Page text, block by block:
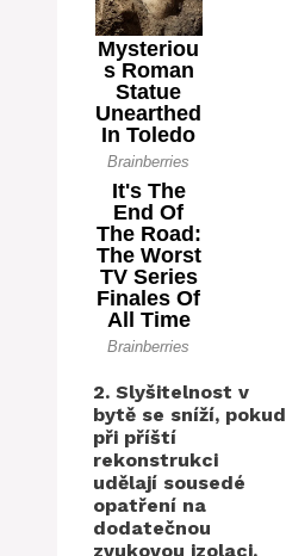
2. Slyšitelnost v
bytě se sníží, pokud
při příští
rekonstrukci
udělají sousedé
opatření na
dodatečnou
zvukovou izolaci.